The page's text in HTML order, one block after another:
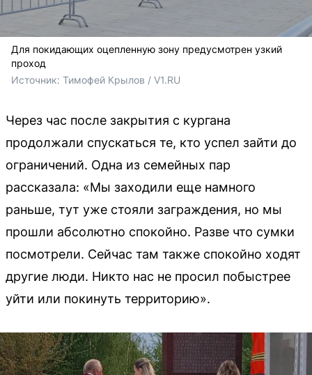
Для покидающих оцепленную зону предусмотрен узкий
проход
Источник: Тимофей Крылов / V1.RU
Через час после закрытия с кургана
продолжали спускаться те, кто успел зайти до
ограничений. Одна из семейных пар
рассказала: «Мы заходили еще намного
раньше, тут уже стояли заграждения, но мы
прошли абсолютно спокойно. Разве что сумки
посмотрели. Сейчас там также спокойно ходят
другие люди. Никто нас не просил побыстрее
уйти или покинуть территорию».